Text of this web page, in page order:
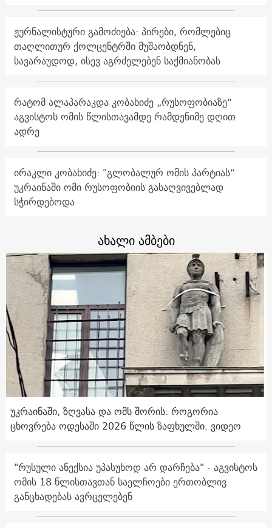
ჟურნალისტური გამოძიება: პირები, რომლებიც
თაღლითურ ქოლცენტრში მუშაობდნენ,
სავარაუდოდ, ისევ აგრძელებენ საქმიანობას
რატომ ალაპარაკდა კობახიძე „რუსოფობიაზე“
აგვისტოს ომის წლისთავამდე რამდენიმე დღით
ადრე
ირაკლი კობახიძე: "გლობალურ ომის პარტიას“
უკრაინაში ომი რუსოფობიის გასაღვივებლად
სჭირდებოდა
ახალი ამბები
უკრაინაში, ზღვასა და ომს შორის: როგორია
ცხოვრება ოდესაში 2026 წლის ზაფხულში. ვიდეო
"რუსული ანექსია უპასუხოდ არ დარჩება" - აგვისტოს
ომის 18 წლისთავთან საელჩოები ერთობლივ
განცხადებას ავრცელებენ